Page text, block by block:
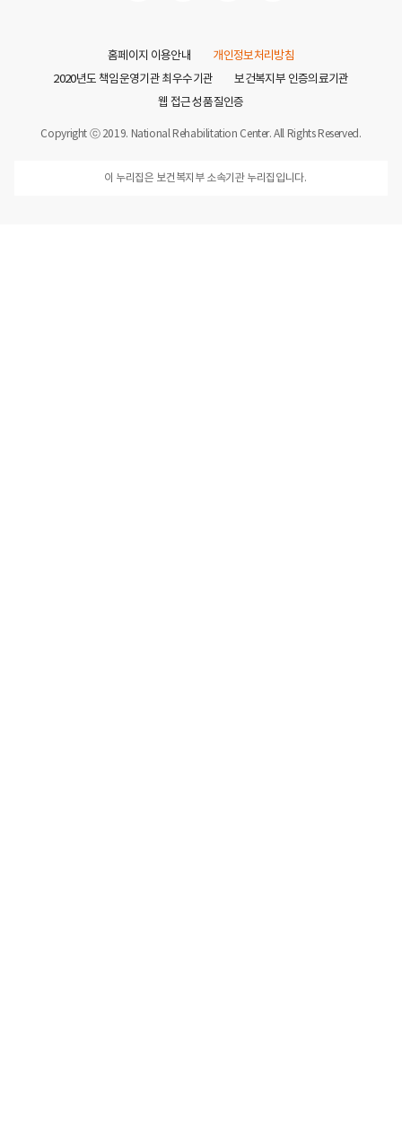
홈페이지 이용안내
개인정보처리방침
2020년도 책임운영기관 최우수기관
보건복지부 인증의료기관
웹 접근성 품질인증
Copyright ⓒ 2019. National Rehabilitation Center. All Rights Reserved.
이 누리집은 보건복지부 소속기관 누리집입니다.